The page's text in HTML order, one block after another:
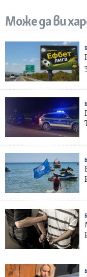
Може да ви